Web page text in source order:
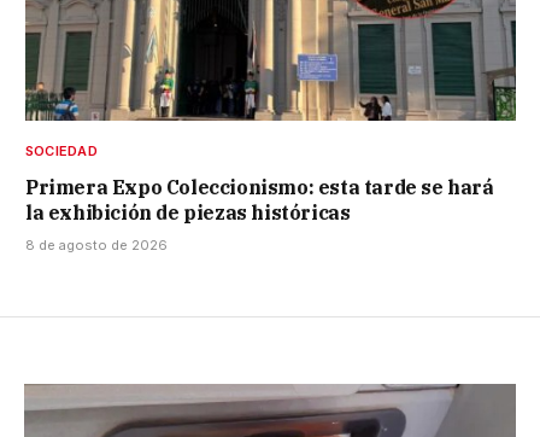
SOCIEDAD
Primera Expo Coleccionismo: esta tarde se hará
la exhibición de piezas históricas
8 de agosto de 2026